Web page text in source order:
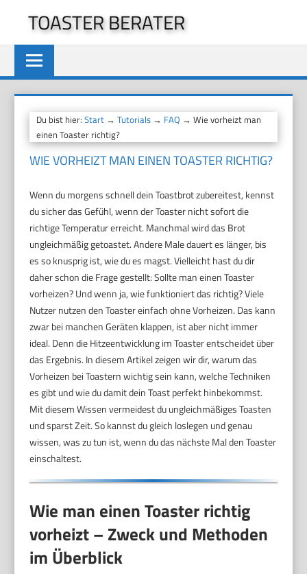
springen
TOASTER BERATER
Du bist hier:Start →Tutorials → FAQ → Wie vorheizt man
einen Toaster richtig?
WIE VORHEIZT MAN EINEN TOASTER RICHTIG?
Wenn du morgens schnell dein Toastbrot zubereitest, kennst
du sicher das Gefühl, wenn der Toaster nicht sofort die
richtige Temperatur erreicht. Manchmal wird das Brot
ungleichmäßig getoastet. Andere Male dauert es länger, bis
es so knusprig ist, wie du es magst. Vielleicht hast du dir
daher schon die Frage gestellt: Sollte man einen Toaster
vorheizen? Und wenn ja, wie funktioniert das richtig? Viele
Nutzer nutzen den Toaster einfach ohne Vorheizen. Das kann
zwar bei manchen Geräten klappen, ist aber nicht immer
ideal. Denn die Hitzeentwicklung im Toaster entscheidet über
das Ergebnis. In diesem Artikel zeigen wir dir, warum das
Vorheizen bei Toastern wichtig sein kann, welche Techniken
es gibt und wie du damit dein Toast perfekt hinbekommst.
Mit diesem Wissen vermeidest du ungleichmäßiges Toasten
und sparst Zeit. So kannst du gleich loslegen und genau
wissen, was zu tun ist, wenn du das nächste Mal den Toaster
einschaltest.
Wie man einen Toaster richtig
vorheizt – Zweck und Methoden
im Überblick